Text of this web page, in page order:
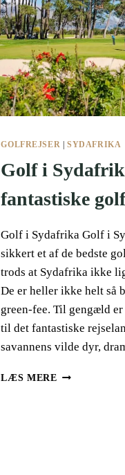
GOLFREJSER |SYDAFRIKA
Golf i
fantastiske
Golf i Sydafrika Golf i
sikkert et af de bedste
trods at Sydafrika ikke
De er heller ikke helt så
green-fee. Til gengæld er
til det fantastiske
savannens vilde dyr,
LÆS MERE GOLF